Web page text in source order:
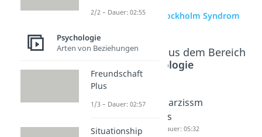
zur Videoseite: Stockholm Syndrom
Beliebte Inhalte aus dem Bereich
Psychologie
Bipolare
Dauer: 04:55
Schizoph
Dauer: 05:03
Narzissm
us
Dauer: 05:32
2/2 – Dauer: 02:55
Psychologie
Arten von Beziehungen
Freundschaft
Plus
1/3 – Dauer: 02:57
Situationship